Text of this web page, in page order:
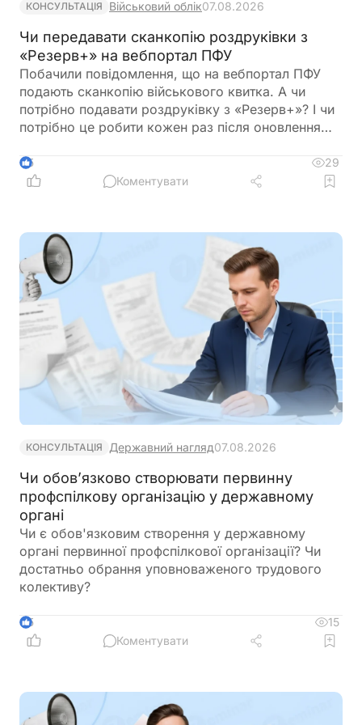
КОНСУЛЬТАЦІЯ Військовий облік07.08.2026
Чи передавати сканкопію роздруківки з
«Резерв+» на вебпортал ПФУ
Побачили повідомлення, що на вебпортал ПФУ
подають сканкопію військового квитка. А чи
потрібно подавати роздруківку з «Резерв+»? І чи
потрібно це робити кожен раз після оновлення
5
29
Коментувати
КОНСУЛЬТАЦІЯ Державний нагляд07.08.2026
Чи обов’язково створювати первинну
профспілкову організацію у державному
органі
Чи є обов'язковим створення у державному
органі первинної профспілкової організації? Чи
достатньо обрання уповноваженого трудового
колективу?
5
15
Коментувати